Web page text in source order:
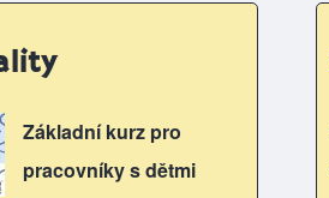
Základní kurz pro
pracovníky s dětmi